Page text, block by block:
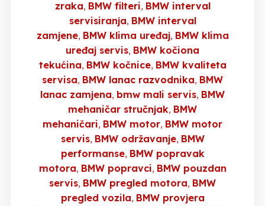
zraka BMW filteri BMW interval
servisiranja BMW interval
zamjene BMW klima uređaj BMW klima
uređaj servis BMW kočiona
tekućina BMW kočnice BMW kvaliteta
servisa BMW lanac razvodnika BMW
lanac zamjena bmw mali servis BMW
mehaničar stručnjak BMW
mehaničari BMW motor BMW motor
servis BMW održavanje BMW
performanse BMW popravak
motora BMW popravci BMW pouzdan
servis BMW pregled motora BMW
pregled vozila BMW provjera